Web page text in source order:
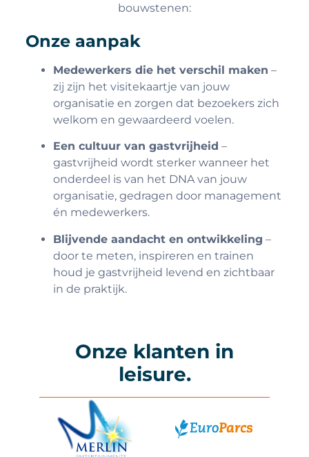
bouwstenen:
Onze aanpak
Medewerkers die het verschil maken –
zij zijn het visitekaartje van jouw
organisatie en zorgen dat bezoekers zich
welkom en gewaardeerd voelen.
Een cultuur van gastvrijheid –
gastvrijheid wordt sterker wanneer het
onderdeel is van het DNA van jouw
organisatie, gedragen door management
én medewerkers.
Blijvende aandacht en ontwikkeling –
door te meten, inspireren en trainen
houd je gastvrijheid levend en zichtbaar
in de praktijk.
Onze klanten in
leisure.